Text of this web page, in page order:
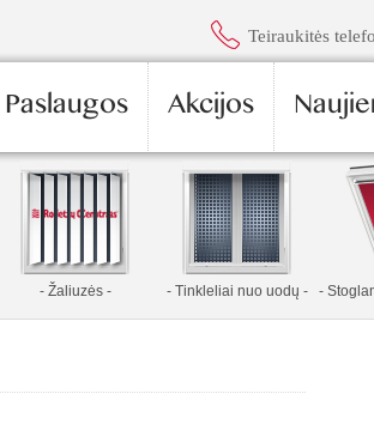
Teiraukitės
Paslaugos Akcijos
- Žaliuzės - - Tinkleliai nuo uodų -
-